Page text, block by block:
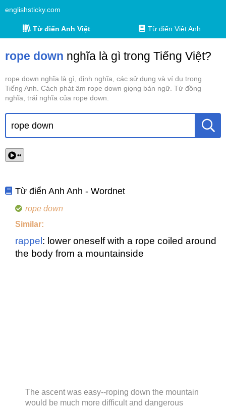
englishsticky.com
Từ điển Anh Việt Từ điển Việt Anh
rope down nghĩa là gì trong Tiếng Việt?
rope down nghĩa là gì, định nghĩa, các sử dụng và ví dụ trong
Tiếng Anh. Cách phát âm rope down giọng bản ngữ. Từ đồng
nghĩa, trái nghĩa của rope down.
••
Từ điển Anh Anh - Wordnet
rope down
Similar:
rappel : lower oneself with a rope coiled around
the body from a mountainside
The ascent was easy--roping down the mountain
would be much more difficult and dangerous